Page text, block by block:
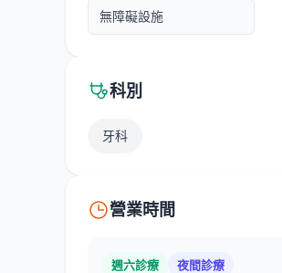
無障礙設施
科別
牙科
營業時間
週六診療 夜間診療